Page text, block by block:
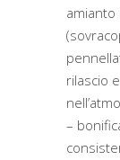
rilascio
–